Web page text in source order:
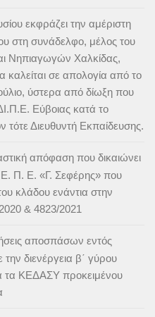
εκφράζει την αμέριστη
στη συνάδελφο, μέλος του
Νηπιαγωγών Χαλκίδας,
σε απολογία από το
ύστερα από δίωξη που
Εύβοιας κατά το
τότε Διευθυντή Εκπαίδευσης.
απόφαση που δικαιώνει
Π. Ε. «Γ. Σεφέρης» που
κλάδου ενάντια στην
& 4823/2021
αποσπάσων εντός
διενέργεια β΄ γύρου
τα ΚΕΔΑΣΥ προκειμένου